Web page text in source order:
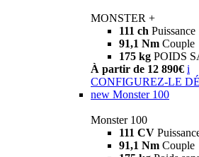
MONSTER +
111 ch Puissance
91,1 Nm Couple
175 kg POIDS
À partir de 12 890€ i
CONFIGUREZ-LE
new Monster 100
Monster 100
111 CV
91,1 Nm Couple